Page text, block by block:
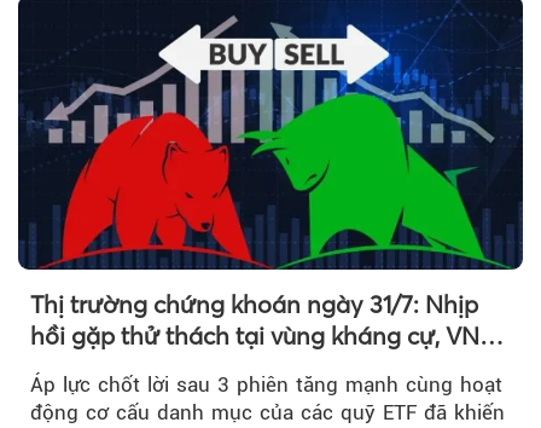
Thị trường chứng khoán ngày 31/7: Nhịp
hồi gặp thử thách tại vùng kháng cự, VN
Index giảm gần 9 điểm trong phiên cuối...
Áp lực chốt lời sau 3 phiên tăng mạnh cùng hoạt
động cơ cấu danh mục của các quỹ ETF đã khiến